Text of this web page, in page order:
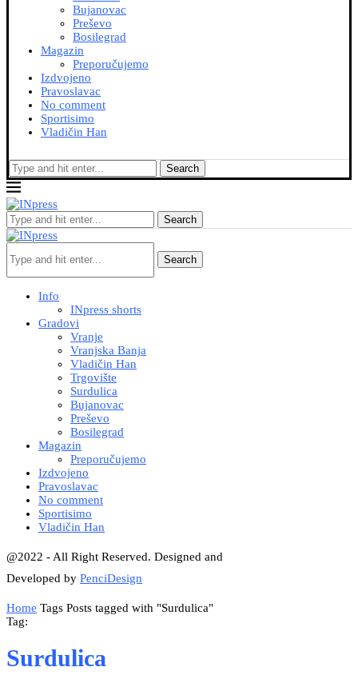
Bujanovac
Preševo
Bosilegrad
Magazin
Preporučujemo
Izdvojeno
Pravoslavac
No comment
Sportisimo
Vladičin Han
Search
Search
Search
Info
INpress shorts
Gradovi
Vranje
Vranjska Banja
Vladičin Han
Trgovište
Surdulica
Bujanovac
Preševo
Bosilegrad
Magazin
Preporučujemo
Izdvojeno
Pravoslavac
No comment
Sportisimo
Vladičin Han
@2022 - All Right Reserved. Designed and
Developed by PenciDesign
Home Tags Posts tagged with "Surdulica"
Tag:
Surdulica